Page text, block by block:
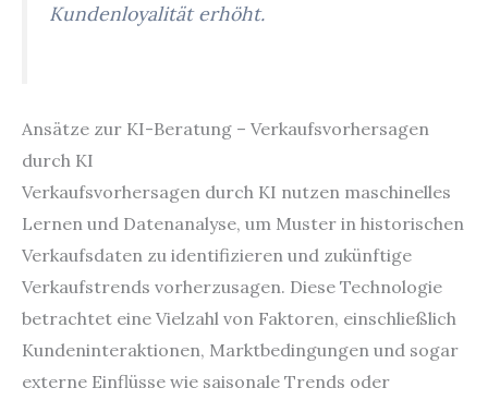
Kundenloyalität erhöht.
Ansätze zur KI-Beratung – Verkaufsvorhersagen
durch KI
Verkaufsvorhersagen durch KI nutzen maschinelles
Lernen und Datenanalyse, um Muster in historischen
Verkaufsdaten zu identifizieren und zukünftige
Verkaufstrends vorherzusagen. Diese Technologie
betrachtet eine Vielzahl von Faktoren, einschließlich
Kundeninteraktionen, Marktbedingungen und sogar
externe Einflüsse wie saisonale Trends oder